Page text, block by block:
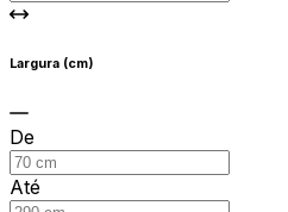
Largura (cm)
De
Até